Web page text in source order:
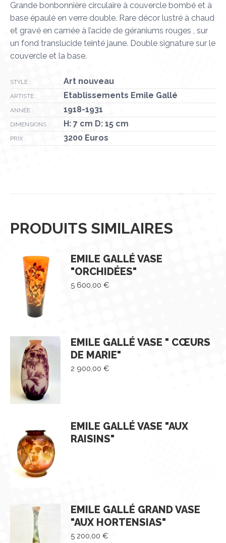
Grande bonbonnière circulaire à couvercle bombé et à
base épaulé en verre double. Rare décor lustré à chaud
et gravé en camée à l’acide de géraniums rouges , sur
un fond translucide teinté jaune. Double signature sur le
couvercle et la base.
STYLE : Art nouveau
ARTISTE : Etablissements Emile Gallé
ANNÉE : 1918-1931
DIMENSIONS : H: 7 cm D: 15 cm
PRIX : 3200 Euros
PRODUITS SIMILAIRES
EMILE GALLÉ VASE
"ORCHIDÉES"
5 600,00 €
EMILE GALLÉ VASE " CŒURS
DE MARIE"
2 900,00 €
EMILE GALLÉ VASE "AUX
RAISINS"
EMILE GALLÉ GRAND VASE
"AUX HORTENSIAS"
5 200,00 €